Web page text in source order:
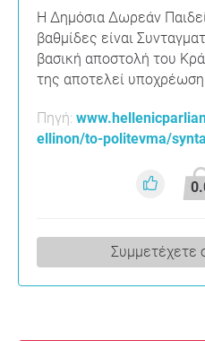
Η Δημόσια Δωρεάν
βαθμίδες είναι
βασική αποστολή του
της αποτελεί
Πηγή:
ellinon/to-politevma/
Συμμετέχετε